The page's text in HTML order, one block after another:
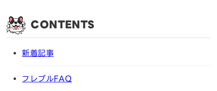
CONTENTS
新着記事
フレブルFAQ